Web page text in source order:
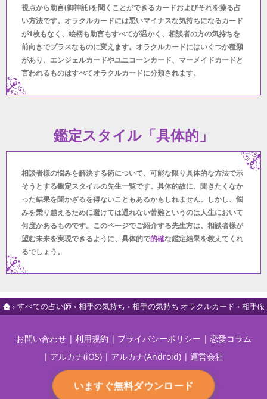
視点から助言(御神託)を聞くことができるカードおよびそれを操る占
い方法です。オラクルカードには悪いマイナスな気持ちになるカード
が1枚もなく、絵柄も助言もすべてが温かく、相談者の方の気持ちを
前向きでプラスなものに変えます。オラクルカードにはいくつか種類
があり、エンジェルカードやユニコーンカード、マーメイドカードと
言われるものはすべてオラクルカードに分類されます。
鑑定スタイル「具体的」
相談者様の悩みを解決する術について、可能な限り具体的な方法で示
そうとする鑑定スタイルの先生一覧です。具体的故に、聞きたくなか
った結果を聞かざるを得ないこともあるかもしれません。しかし、悩
みを乗り越えるために避けては通れない苦難というのは人生において
何度かあるものです。このページでご紹介する先生方は、相談者様が
望む未来を実現できるように、具体的で的確な鑑定結果を教えてくれ
るでしょう。
すべての占い師 相手の気持ち 相手の気持ち オラクルカード 相手(
お問い合わせ 利用規約 プライバシーポリシー
恋愛コラム
アルカナ(iOS)
アルカナ(Android) 運営会社
いますぐ無料ダウンロード